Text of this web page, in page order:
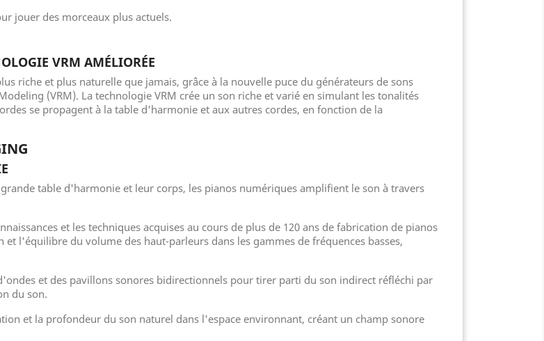
jouer des morceaux plus actuels.
VRM AMÉLIORÉE
riche et plus naturelle que jamais, grâce à la nouvelle puce du générateurs de sons
(VRM). La technologie VRM crée un son riche et varié en simulant les tonalités
se propagent à la table d'harmonie et aux autres cordes, en fonction de la
table d'harmonie et leur corps, les pianos numériques amplifient le son à travers
et les techniques acquises au cours de plus de 120 ans de fabrication de pianos
l'équilibre du volume des haut-parleurs dans les gammes de fréquences basses,
et des pavillons sonores bidirectionnels pour tirer parti du son indirect réfléchi par
du son.
et la profondeur du son naturel dans l'espace environnant, créant un champ sonore